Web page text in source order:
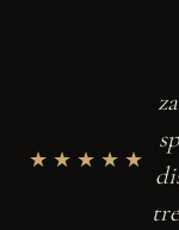
★★★★★